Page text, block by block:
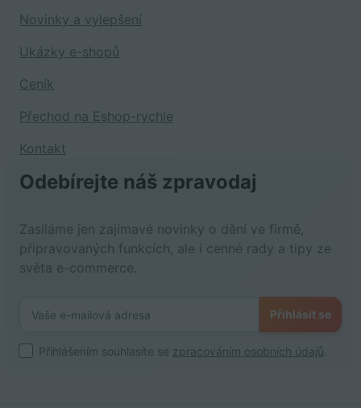
Novinky a vylepšení
Ukázky e-shopů
Ceník
Přechod na Eshop-rychle
Kontakt
Odebírejte náš zpravodaj
Zasíláme jen zajímavé novinky o dění ve firmě,
připravovaných funkcích, ale i cenné rady a tipy ze
světa e-commerce.
Přihlásit se
Přihlášením souhlasíte se zpracováním osobních údajů